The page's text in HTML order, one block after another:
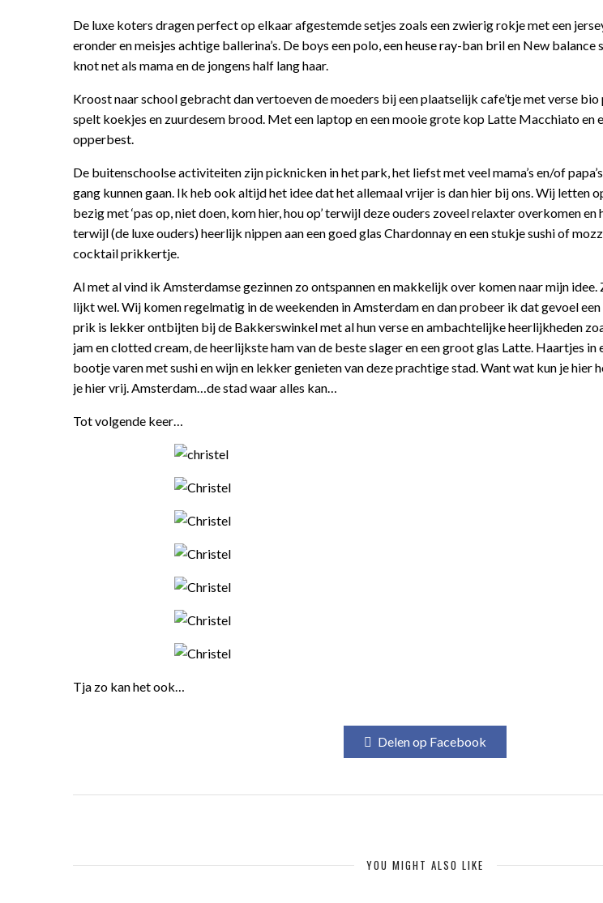
De luxe koters dragen perfect op elkaar afgestemde setjes zoals een zwierig rokje met een
eronder en meisjes achtige ballerina’s. De boys een polo, een heuse ray-ban bril en New balance
knot net als mama en de jongens half lang haar.
Kroost naar school gebracht dan vertoeven de moeders bij een plaatselijk cafe’tje met verse
spelt koekjes en zuurdesem brood. Met een laptop en een mooie grote kop Latte Macchiato en
opperbest.
De buitenschoolse activiteiten zijn picknicken in het park, het liefst met veel mama’s en/of
gang kunnen gaan. Ik heb ook altijd het idee dat het allemaal vrijer is dan hier bij ons. Wij letten
bezig met ‘pas op, niet doen, kom hier, hou op’ terwijl deze ouders zoveel relaxter overkomen
terwijl (de luxe ouders) heerlijk nippen aan een goed glas Chardonnay en een stukje sushi of
cocktail prikkertje.
Al met al vind ik Amsterdamse gezinnen zo ontspannen en makkelijk over komen naar mijn
lijkt wel. Wij komen regelmatig in de weekenden in Amsterdam en dan probeer ik dat gevoel
prik is lekker ontbijten bij de Bakkerswinkel met al hun verse en ambachtelijke heerlijkheden
jam en clotted cream, de heerlijkste ham van de beste slager en een groot glas Latte. Haartjes
bootje varen met sushi en wijn en lekker genieten van deze prachtige stad. Want wat kun je hier
je hier vrij. Amsterdam…de stad waar alles kan…
Tot volgende keer…
Tja zo kan het ook…
Delen op Facebook
YOU MIGHT ALSO LIKE